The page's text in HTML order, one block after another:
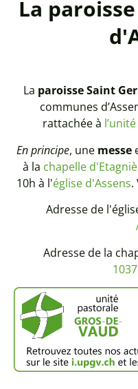
La
La paroisse Saint
communes
rattachée à
En principe, une messe
à la chapelle
10h à l'église d'Assens.
Adresse de
Adresse de la